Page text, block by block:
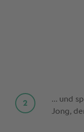
... und
Jong,